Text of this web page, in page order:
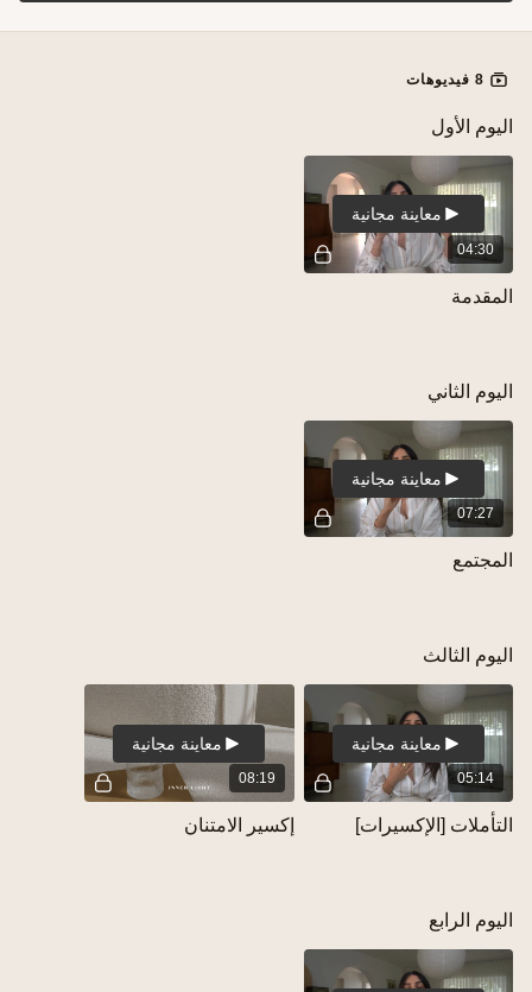
اليوم الأول
04:30
معاينة مجانية
المقدمة
اليوم الثاني
07:27
معاينة مجانية
المجتمع
اليوم الثالث
05:14
معاينة مجانية
التأملات [الإكسيرات]
08:19
معاينة مجانية
إكسير الامتنان
اليوم الرابع